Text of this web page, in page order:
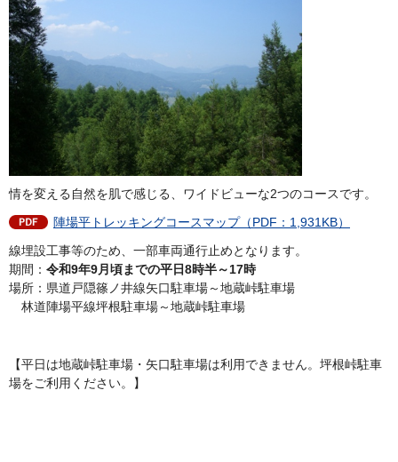
情を変える自然を肌で感じる、ワイドビューな2つのコースです。
陣場平トレッキングコースマップ（PDF：1,931KB）
線埋設工事等のため、一部車両通行止めとなります。
期間： 令和9年9月頃までの平日8時半～17時
場所：県道戸隠篠ノ井線矢口駐車場～地蔵峠駐車場
林道陣場平線坪根駐車場～地蔵峠駐車場
【平日は地蔵峠駐車場・矢口駐車場は利用できません。坪根峠駐車
場をご利用ください。】